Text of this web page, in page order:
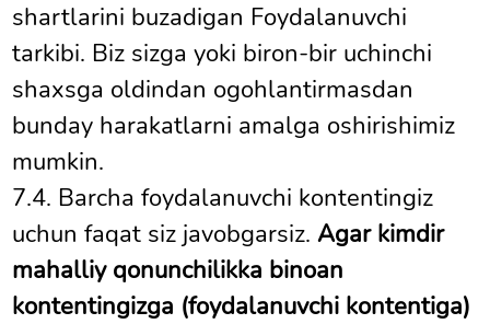
shartlarini buzadigan Foydalanuvchi
tarkibi. Biz sizga yoki biron-bir uchinchi
shaxsga oldindan ogohlantirmasdan
bunday harakatlarni amalga oshirishimiz
mumkin.
7.4. Barcha foydalanuvchi kontentingiz
uchun faqat siz javobgarsiz.Agar kimdir
mahalliy qonunchilikka binoan
kontentingizga (foydalanuvchi kontentiga)